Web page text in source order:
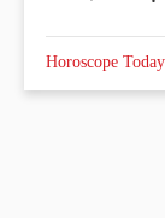
Horoscope Today